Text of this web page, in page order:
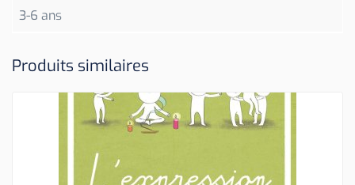
3-6 ans
Produits similaires